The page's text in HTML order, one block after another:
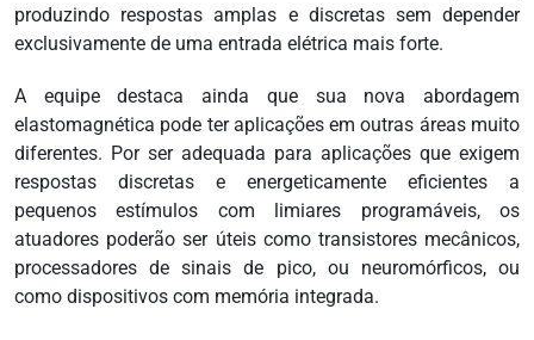
produzindo respostas amplas e discretas sem depender
exclusivamente de uma entrada elétrica mais forte.
A equipe destaca ainda que sua nova abordagem
elastomagnética pode ter aplicações em outras áreas muito
diferentes. Por ser adequada para aplicações que exigem
respostas discretas e energeticamente eficientes a
pequenos estímulos com limiares programáveis, os
atuadores poderão ser úteis como transistores mecânicos,
processadores de sinais de pico, ou neuromórficos, ou
como dispositivos com memória integrada.